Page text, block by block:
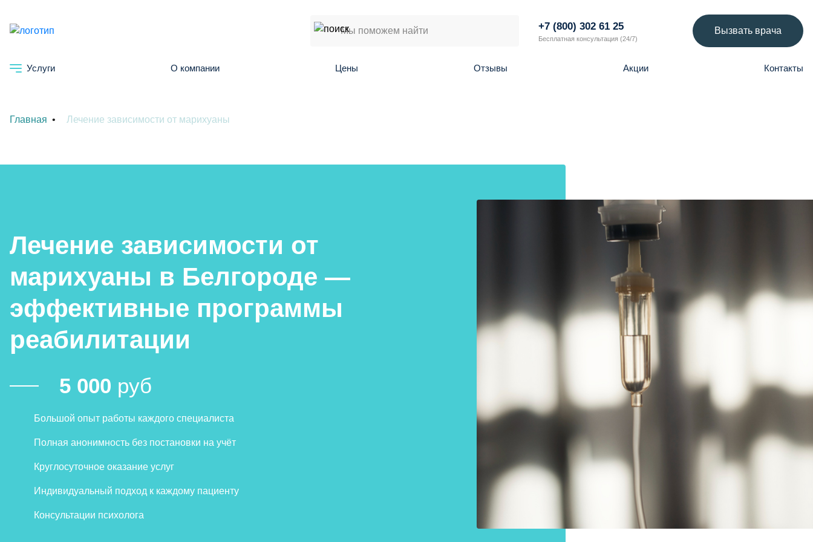
+7 (800) 302 61 25
Бесплатная консультация (24/7)
Вызвать врача
Услуги О компании Цены Отзывы Акции Контакты
Главная Лечение зависимости от марихуаны
Лечение зависимости от
марихуаны в Белгороде —
эффективные программы
реабилитации
5 000 руб
Большой опыт работы каждого специалиста
Полная анонимность без постановки на учёт
Круглосуточное оказание услуг
Индивидуальный подход к каждому пациенту
Консультации психолога